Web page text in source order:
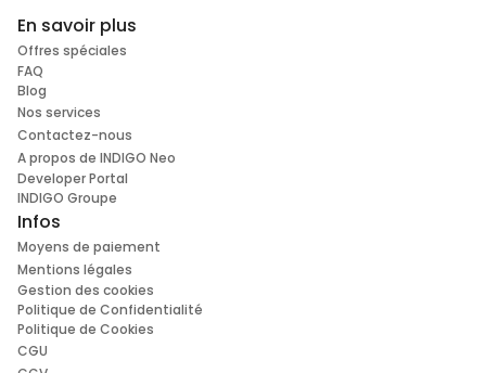
En savoir plus
Offres spéciales
FAQ
Blog
Nos services
Contactez-nous
A propos de INDIGO Neo
Developer Portal
INDIGO Groupe
Infos
Moyens de paiement
Mentions légales
Gestion des cookies
Politique de Confidentialité
Politique de Cookies
CGU